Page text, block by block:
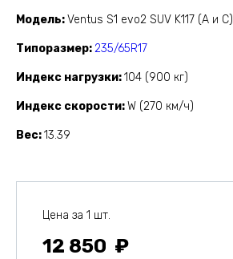
Модель Ventus S1 evo2 SUV K117 (A и C)
Типоразмер 235/65R17
Индекс нагрузки 104 (900 кг)
Индекс скорости W (270 км/ч)
Вес 13.39
Цена за 1 шт.
12 850